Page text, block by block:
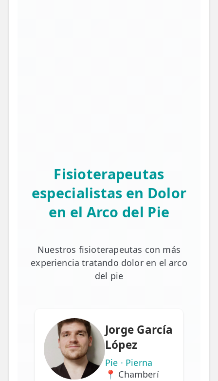
Fisioterapeutas
especialistas en Dolor
en el Arco del Pie
Nuestros fisioterapeutas con más
experiencia tratando dolor en el arco
del pie
Jorge García
López
Pie · Pierna
📍 Chamberí